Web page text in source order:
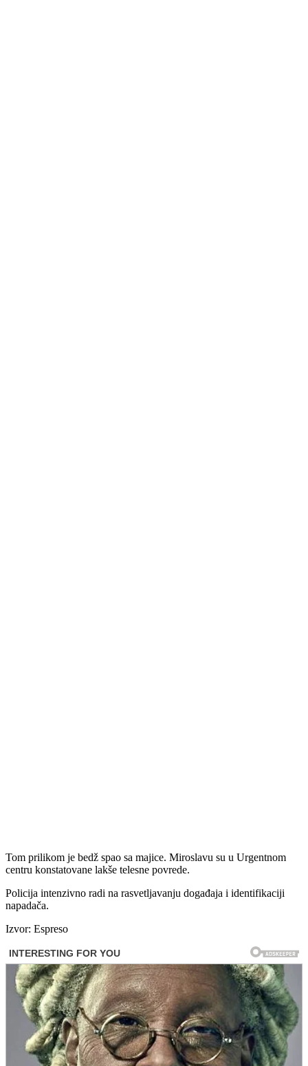
Tom prilikom je bedž spao sa majice. Miroslavu su u Urgentnom
centru konstatovane lakše telesne povrede.
Policija intenzivno radi na rasvetljavanju događaja i identifikaciji
napadača.
Izvor: Espreso